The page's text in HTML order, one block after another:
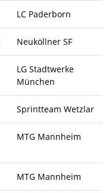
LC Paderborn
Neuköllner SF
LG Stadtwerke
München
Sprintteam Wetzlar
MTG Mannheim
MTG Mannheim